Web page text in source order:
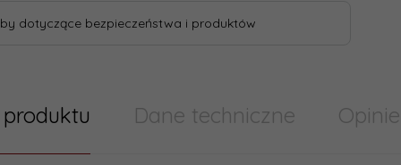
dotyczące bezpieczeństwa i produktów
Dane techniczne